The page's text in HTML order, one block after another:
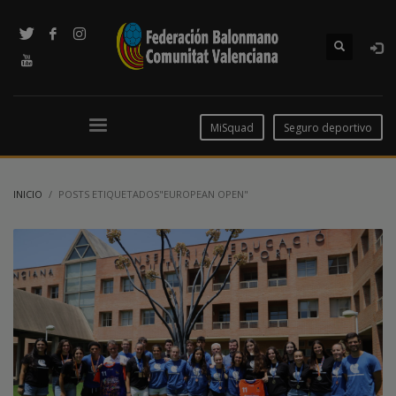
MiSquad Seguro deportivo
INICIO POSTS ETIQUETADOS"EUROPEAN OPEN"